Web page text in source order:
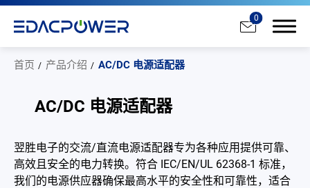
0
首页 产品介绍 AC/DC 电源适配器
AC/DC 电源适配器
翌胜电子的交流/直流电源适配器专为各种应用提供可靠、
高效且安全的电力转换。符合 IEC/EN/UL 62368-1 标准，
我们的电源供应器确保最高水平的安全性和可靠性，适合
产品介绍
All